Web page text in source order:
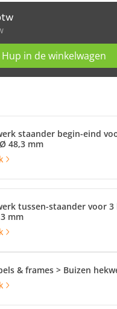
Hup in de winkelwagen
staander begin-eind
48,3 mm
tussen-staander voor 3
mm
& frames > Buizen